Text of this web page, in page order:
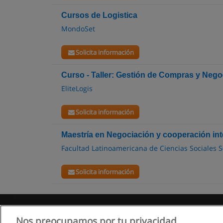
Cursos de Logistica
MondoSet
Solicita información
Curso - Taller: Gestión de Compras y
EliteLogis
Solicita información
Maestría en Negociación y cooperación
Facultad Latinoamericana de Ciencias Sociales
Solicita información